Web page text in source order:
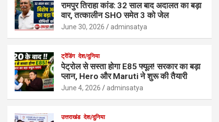
रामपुर तिराहा कांड: 32 साल बाद अदालत का बड़ा
वार, तत्कालीन SHO समेत 3 को जेल
June 30, 2026 adminsatya
ट्रेंडिंग देश/दुनिया
पेट्रोल से सस्ता होगा E85 फ्यूल! सरकार का बड़ा
प्लान, Hero और Maruti ने शुरू की तैयारी
June 4, 2026 adminsatya
उत्तराखंड देश/दुनिया